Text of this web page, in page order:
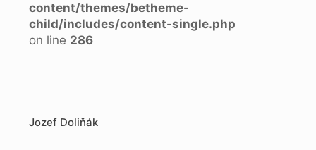
content/themes/betheme-
child/includes/content-single.php
on line 286
Jozef Doliňák